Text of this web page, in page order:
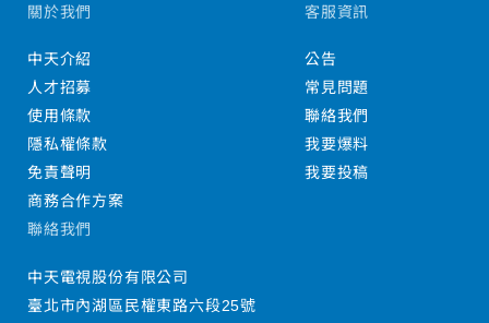
關於我們
中天介紹
人才招募
使用條款
隱私權條款
免責聲明
商務合作方案
客服資訊
公告
常見問題
聯絡我們
我要爆料
我要投稿
聯絡我們
中天電視股份有限公司
臺北市內湖區民權東路六段25號